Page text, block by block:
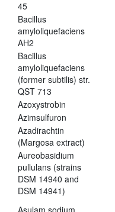
45
Bacillus
amyloliquefaciens
AH2
Bacillus
amyloliquefaciens
(former subtilis) str.
QST 713
Azoxystrobin
Azimsulfuron
Azadirachtin
(Margosa extract)
Aureobasidium
pullulans (strains
DSM 14940 and
DSM 14941)